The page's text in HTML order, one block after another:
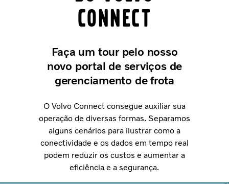
Connect
Faça um tour pelo nosso
novo portal de serviços de
gerenciamento de frota
O Volvo Connect consegue auxiliar sua
operação de diversas formas. Separamos
alguns cenários para ilustrar como a
conectividade e os dados em tempo real
podem reduzir os custos e aumentar a
eficiência e a segurança.